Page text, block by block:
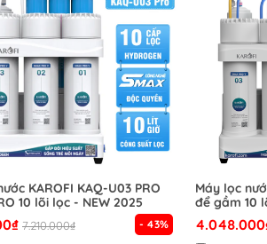
KAROFI KAQ-U03 PRO
10 lõi lọc - NEW 2025
7.210.000₫ - 43%
Máy lọc
để gầm 10